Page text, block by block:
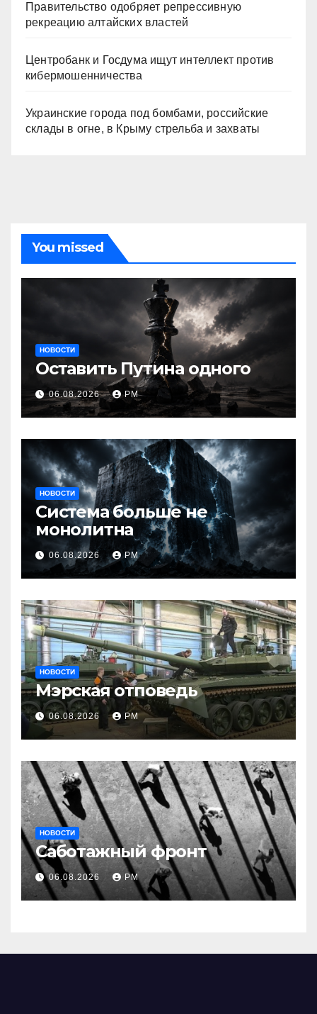
Правительство одобряет репрессивную
рекреацию алтайских властей
Центробанк и Госдума ищут интеллект против
кибермошенничества
Украинские города под бомбами, российские
склады в огне, в Крыму стрельба и захваты
You missed
НОВОСТИ
Оставить Путина одного
06.08.2026 РМ
НОВОСТИ
Система больше не
монолитна
06.08.2026 РМ
НОВОСТИ
Мэрская отповедь
06.08.2026 РМ
НОВОСТИ
Саботажный фронт
06.08.2026 РМ